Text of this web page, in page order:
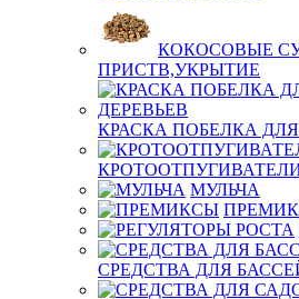
КОКОСОВЫЕ
ПРИСТВ,УКРЫТИЕ
КРАСКА ПОБЕЛКА
МУЛЬЧА
СРЕДСТВА ДЛЯ